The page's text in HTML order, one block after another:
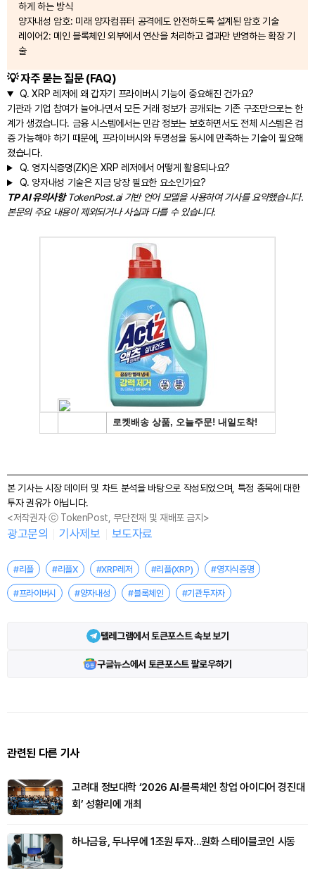
하게 하는 방식
양자내성 암호: 미래 양자컴퓨터 공격에도 안전하도록 설계된 암호 기술
레이어2: 메인 블록체인 외부에서 연산을 처리하고 결과만 반영하는 확장 기
술
💡 자주 묻는 질문 (FAQ)
Q. XRP 레저에 왜 갑자기 프라이버시 기능이 중요해진 건가요?
기관과 기업 참여가 늘어나면서 모든 거래 정보가 공개되는 기존 구조만으로는 한
계가 생겼습니다. 금융 시스템에서는 민감 정보는 보호하면서도 전체 시스템은 검
증 가능해야 하기 때문에, 프라이버시와 투명성을 동시에 만족하는 기술이 필요해
졌습니다.
Q. 영지식증명(ZK)은 XRP 레저에서 어떻게 활용되나요?
Q. 양자내성 기술은 지금 당장 필요한 요소인가요?
TP AI 유의사항TokenPost.ai 기반 언어 모델을 사용하여 기사를 요약했습니다.
본문의 주요 내용이 제외되거나 사실과 다를 수 있습니다.
본 기사는 시장 데이터 및 차트 분석을 바탕으로 작성되었으며, 특정 종목에 대한
투자 권유가 아닙니다.
<저작권자 ⓒ TokenPost, 무단전재 및 재배포 금지>
광고문의 기사제보 보도자료
#리플 #리플X #XRP레저 #리플(XRP) #영지식증명
#프라이버시 #양자내성 #블록체인 #기관투자자
텔레그램에서 토큰포스트 속보 보기
구글뉴스에서 토큰포스트 팔로우하기
관련된 다른 기사
고려대 정보대학 ‘2026 AI·블록체인 창업 아이디어 경진대
회’ 성황리에 개최
하나금융, 두나무에 1조원 투자…원화 스테이블코인 시동